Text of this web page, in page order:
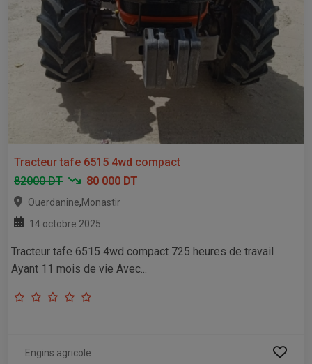
Tracteur tafe 6515 4wd compact
82000 DT
80 000 DT
Ouerdanine,Monastir
14 octobre 2025
Tracteur tafe 6515 4wd compact 725 heures de travail
Ayant 11 mois de vie Avec...
Engins agricole